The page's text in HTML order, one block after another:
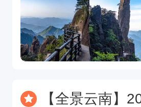
【全景云南】2026年暑